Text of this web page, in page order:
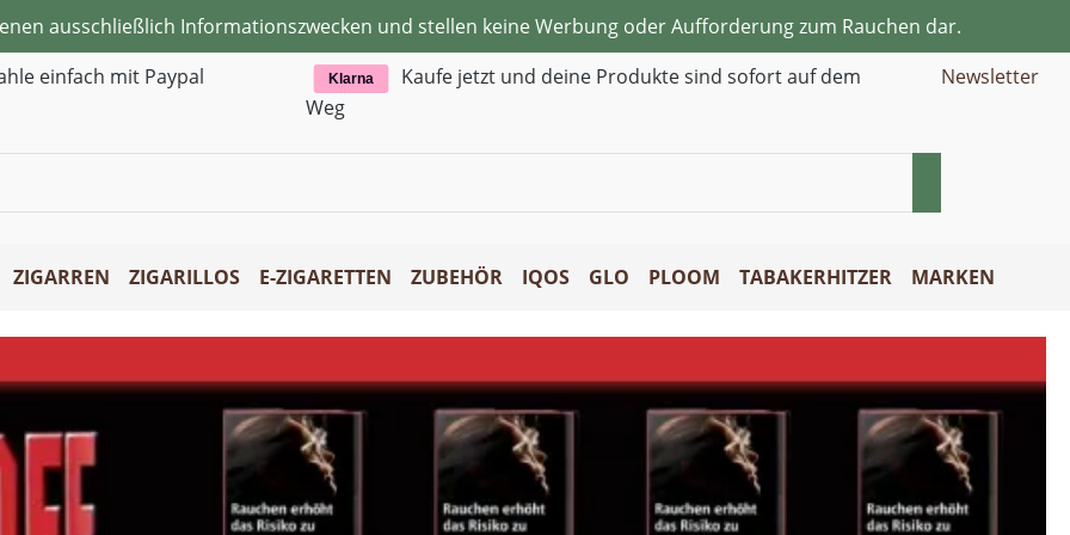
ausschließlich Informationszwecken und stellen keine Werbung oder Aufforderung zum Rauchen dar.
einfach mit Paypal Klarna
Kaufe jetzt und deine Produkte sind sofort auf dem
Weg
Newsletter
ZIGARREN ZIGARILLOS E-ZIGARETTEN ZUBEHÖR IQOS GLO PLOOM TABAKERHITZER MARKEN